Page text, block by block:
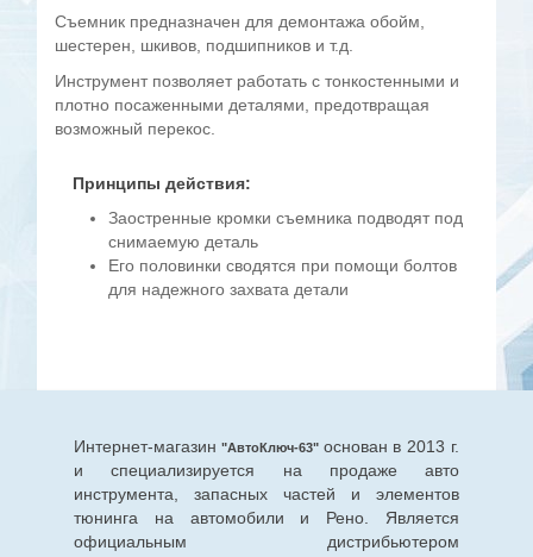
Съемник предназначен для демонтажа обойм,
шестерен, шкивов, подшипников и т.д.
Инструмент позволяет работать с тонкостенными и
плотно посаженными деталями, предотвращая
возможный перекос.
Принципы действия:
Заостренные кромки съемника подводят под
снимаемую деталь
Его половинки сводятся при помощи болтов
для надежного захвата детали
Интернет-магазин "АвтоКлюч-63" основан в 2013 г.
и специализируется на продаже авто
инструмента, запасных частей и элементов
тюнинга на автомобили и Рено. Является
официальным дистрибьютером